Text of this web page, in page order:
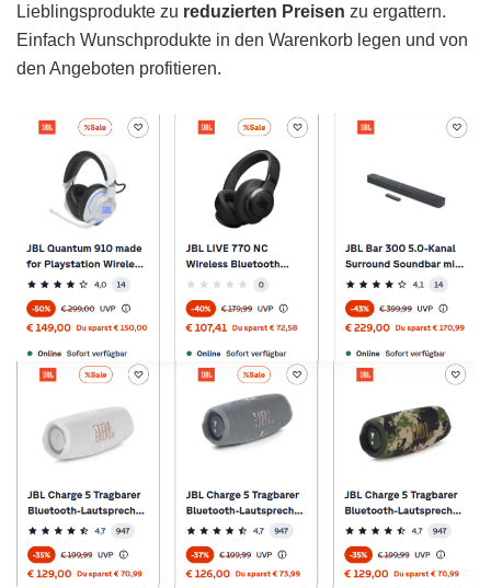
Lieblingsprodukte zu reduzierten Preisen zu ergattern.
Einfach Wunschprodukte in den Warenkorb legen und von
den Angeboten profitieren.